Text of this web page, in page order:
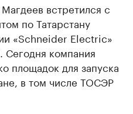
встретился с
по Татарстану
«Schneider Electric»
компания
площадок для запуска
в том числе ТОСЭР